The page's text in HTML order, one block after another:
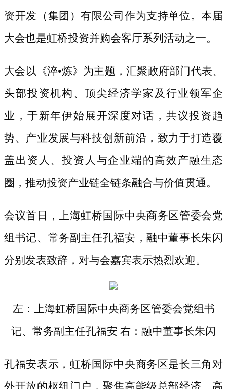
资开发（集团）有限公司作为支持单位。本届
大会也是虹桥投资并购会客厅系列活动之一。
大会以《淬•炼》为主题，汇聚政府部门代表、
头部投资机构、顶尖经济学家及行业领军企
业，于新年伊始展开深度对话，共议投资趋
势、产业发展与科技创新前沿，致力于打造覆
盖出资人、投资人与企业端的高效产融生态
圈，推动投资产业链全链条融合与价值贯通。
会议首日，上海虹桥国际中央商务区管委会党
组书记、常务副主任孔福安，融中董事长朱闪
分别发表致辞，对与会嘉宾表示热烈欢迎。
左：上海虹桥国际中央商务区管委会党组书
记、常务副主任孔福安 右：融中董事长朱闪
孔福安表示，虹桥国际中央商务区是长三角对